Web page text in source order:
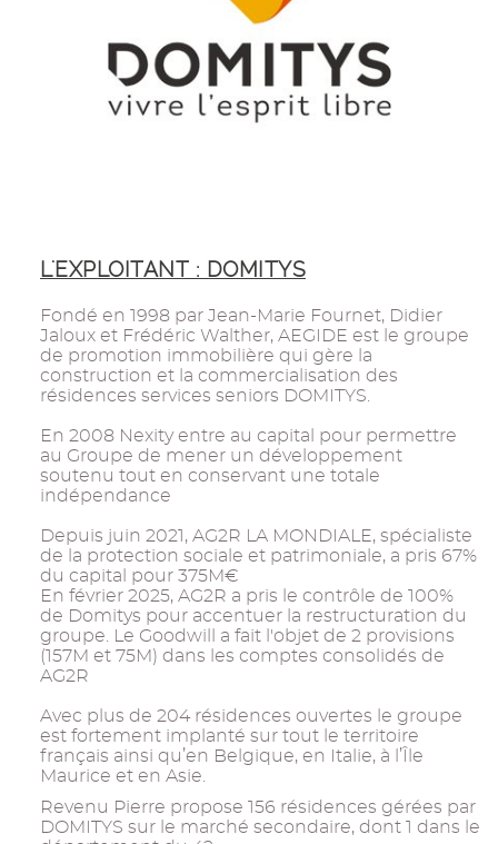
L'EXPLOITANT : DOMITYS
Fondé en 1998 par Jean-Marie Fournet, Didier
Jaloux et Frédéric Walther, AEGIDE est le groupe
de promotion immobilière qui gère la
construction et la commercialisation des
résidences services seniors DOMITYS.
En 2008 Nexity entre au capital pour permettre
au Groupe de mener un développement
soutenu tout en conservant une totale
indépendance
Depuis juin 2021, AG2R LA MONDIALE, spécialiste
de la protection sociale et patrimoniale, a pris 67%
du capital pour 375M€
En février 2025, AG2R a pris le contrôle de 100%
de Domitys pour accentuer la restructuration du
groupe. Le Goodwill a fait l'objet de 2 provisions
(157M et 75M) dans les comptes consolidés de
AG2R
Avec plus de 204 résidences ouvertes le groupe
est fortement implanté sur tout le territoire
français ainsi qu’en Belgique, en Italie, à l’Île
Maurice et en Asie.
Revenu Pierre propose 156 résidences gérées par
DOMITYS sur le marché secondaire, dont 1 dans le